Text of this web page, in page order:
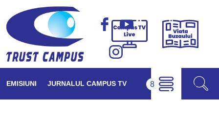
Campus
Viața
EMISIUNI JURNALUL CAMPUS TV